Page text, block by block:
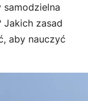
Jakich zasad
aby nauczyć